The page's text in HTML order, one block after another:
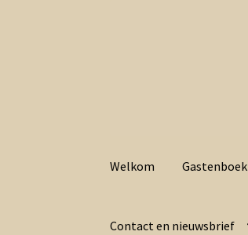
door
naar
Welkom Gastenboek
Contact en nieuwsbrief